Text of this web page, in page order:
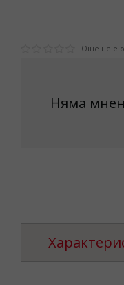
Още не е
Няма